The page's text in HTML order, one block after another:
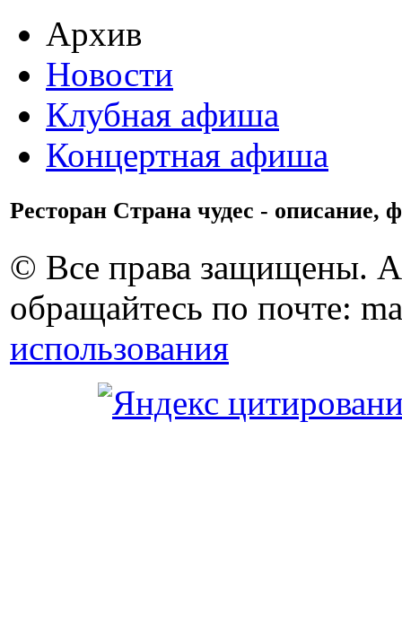
Архив
Новости
Клубная афиша
Концертная афиша
Ресторан Страна чудес - описание,
© Все права защищены.
обращайтесь по почте:
использования